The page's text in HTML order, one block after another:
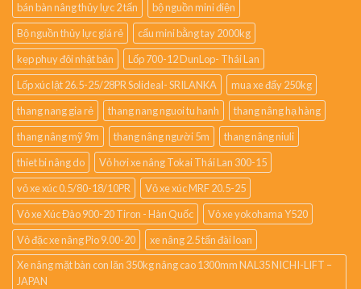
bán bàn nâng thủy lực 2 tấn
bộ nguồn mini điện
Bộ nguồn thủy lực giá rẻ
cẩu mini bằng tay 2000kg
kẹp phuy đôi nhật bản
Lốp 700-12 DunLop- Thái Lan
Lốp xúc lật 26.5-25/28PR Solideal- SRILANKA
mua xe đẩy 250kg
thang nang gia rẻ
thang nang nguoi tu hanh
thang nâng hạ hàng
thang nâng mỹ 9m
thang nâng người 5m
thang nâng niuli
thiet bi nâng do
Vỏ hơi xe nâng Tokai Thái Lan 300-15
vỏ xe xúc 0.5/80-18/10PR
Vỏ xe xúc MRF 20.5-25
Vỏ xe Xúc Đào 900-20 Tiron - Hàn Quốc
Vỏ xe yokohama Y520
Vỏ đặc xe nâng Pio 9.00-20
xe nâng 2.5 tấn đài loan
Xe nâng mặt bàn con lăn 350kg nâng cao 1300mm NAL35 NICHI-LIFT –
JAPAN